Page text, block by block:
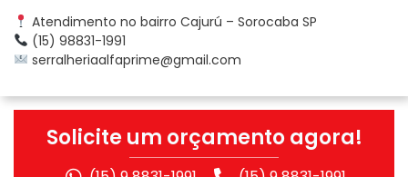
Atendimento no bairro Cajurú – Sorocaba SP
(15) 98831-1991
serralheriaalfaprime@gmail.com
Solicite um orçamento agora!